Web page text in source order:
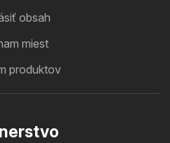
obsah
miest
produktov